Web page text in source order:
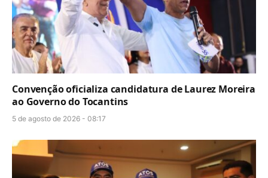
Convenção oficializa candidatura de Laurez Moreira
ao Governo do Tocantins
5 de agosto de 2026 - 08:17